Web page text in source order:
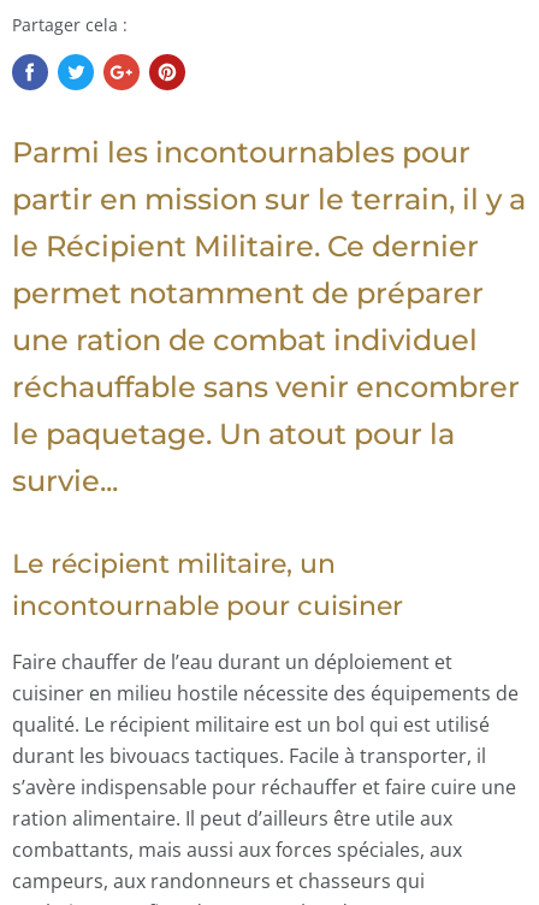
Partager cela :
Parmi les incontournables pour
partir en mission sur le terrain, il y a
le Récipient Militaire. Ce dernier
permet notamment de préparer
une ration de combat individuel
réchauffable sans venir encombrer
le paquetage. Un atout pour la
survie...
Le récipient militaire, un
incontournable pour cuisiner
Faire chauffer de l’eau durant un déploiement et
cuisiner en milieu hostile nécessite des équipements de
qualité. Le récipient militaire est un bol qui est utilisé
durant les bivouacs tactiques. Facile à transporter, il
s’avère indispensable pour réchauffer et faire cuire une
ration alimentaire. Il peut d’ailleurs être utile aux
combattants, mais aussi aux forces spéciales, aux
campeurs, aux randonneurs et chasseurs qui